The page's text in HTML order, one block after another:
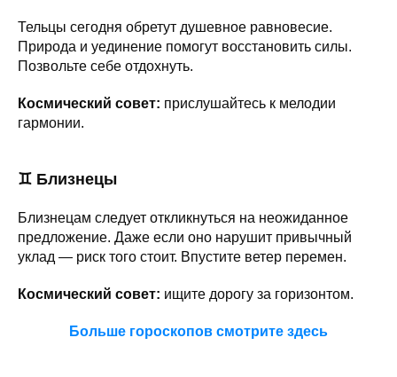
Тельцы сегодня обретут душевное равновесие.
Природа и уединение помогут восстановить силы.
Позвольте себе отдохнуть.
Космический совет: прислушайтесь к мелодии
гармонии.
♊ Близнецы
Близнецам следует откликнуться на неожиданное
предложение. Даже если оно нарушит привычный
уклад — риск того стоит. Впустите ветер перемен.
Космический совет: ищите дорогу за горизонтом.
Больше гороскопов смотрите здесь